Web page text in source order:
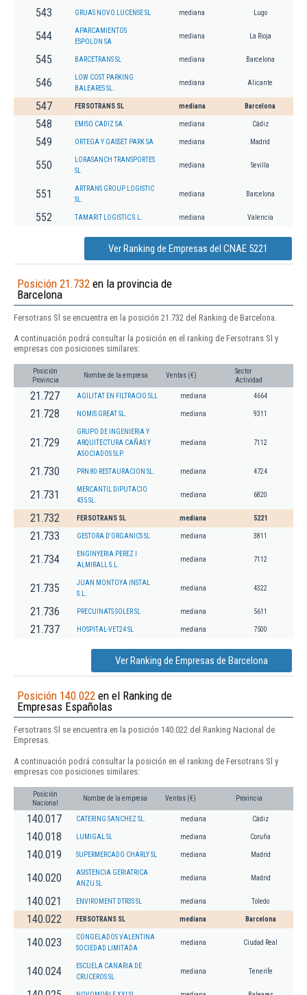
543 GRUAS NOVO LUCENSE SL mediana Lugo
544
APARCAMIENTOS
ESPOLON SA
mediana La Rioja
545 BARCETRANS SL mediana Barcelona
546
LOW COST PARKING
BALEARES SL.
mediana Alicante
547 FERSOTRANS SL mediana Barcelona
548 EMISO CADIZ SA. mediana Cádiz
549 ORTEGA Y GASSET PARK SA mediana Madrid
550
LORASANCH TRANSPORTES
SL
mediana Sevilla
551
ARTRANS GROUP LOGISTIC
SL.
mediana Barcelona
552 TAMARIT LOGISTIC S.L. mediana Valencia
Ver Ranking de Empresas del CNAE 5221
Posición 21.732 en la provincia de
Barcelona
Fersotrans Sl se encuentra en la posición 21.732 del Ranking de Barcelona.
A continuación podrá consultar la posición en el ranking de Fersotrans Sl y
empresas con posiciones similares:
Posición
Provincia
Nombre de la empresa Ventas (€)
Sector
Actividad
21.727 AGILITAT EN FILTRACIO SLL mediana 4664
21.728 NOMIS GREAT SL. mediana 9311
21.729
GRUPO DE INGENIERIA Y
ARQUITECTURA CAÑAS Y
ASOCIADOS SLP.
mediana 7112
21.730 PRN 80 RESTAURACION SL. mediana 4724
21.731
MERCANTIL DIPUTACIO
435 SL.
mediana 6820
21.732 FERSOTRANS SL mediana 5221
21.733 GESTORA D'ORGANICS SL mediana 3811
21.734
ENGINYERIA PEREZ I
ALMIRALL S.L.
mediana 7112
21.735
JUAN MONTOYA INSTAL
S.L.
mediana 4322
21.736 PRECUINATS SOLER SL mediana 5611
21.737 HOSPITAL-VET24 SL mediana 7500
Ver Ranking de Empresas de Barcelona
Posición 140.022 en el Ranking de
Empresas Españolas
Fersotrans Sl se encuentra en la posición 140.022 del Ranking Nacional de
Empresas.
A continuación podrá consultar la posición en el ranking de Fersotrans Sl y
empresas con posiciones similares:
Posición
Nacional
Nombre de la empresa Ventas (€) Provincia
140.017 CATERING SANCHEZ SL. mediana Cádiz
140.018 LUMIGAL SL mediana Coruña
140.019 SUPERMERCADO CHARLY SL mediana Madrid
140.020
ASISTENCIA GERIATRICA
ANZU SL
mediana Madrid
140.021 ENVIROMENT DTR3S SL mediana Toledo
140.022 FERSOTRANS SL mediana Barcelona
140.023
CONGELADOS VALENTINA
SOCIEDAD LIMITADA
mediana Ciudad Real
140.024
ESCUELA CANARIA DE
CRUCEROS SL
mediana Tenerife